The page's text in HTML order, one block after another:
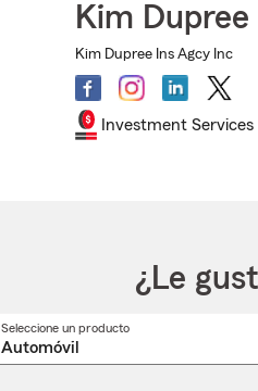
Kim Dupree
Kim Dupree Ins Agcy Inc
Investment Services
¿Le
Seleccione un productoSeleccione